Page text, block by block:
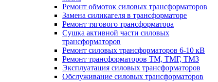
Ремонт обмоток силовых трансформаторов
Замена силикагеля в трансформаторе
Ремонт тягового трансформатора
Сушка активной части силовых
трансформаторов
Ремонт силовых трансформаторов 6-10 кВ
Ремонт трансформаторов ТМ, ТМГ, ТМЗ
Эксплуатация силовых трансформаторов
Обслуживание силовых трансформаторов